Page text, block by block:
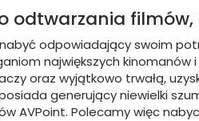
odtwarzania
odpowiadający swoim
największych
oraz wyjątkowo trwałą,
generujący niewielki
AVPoint. Polecamy więc